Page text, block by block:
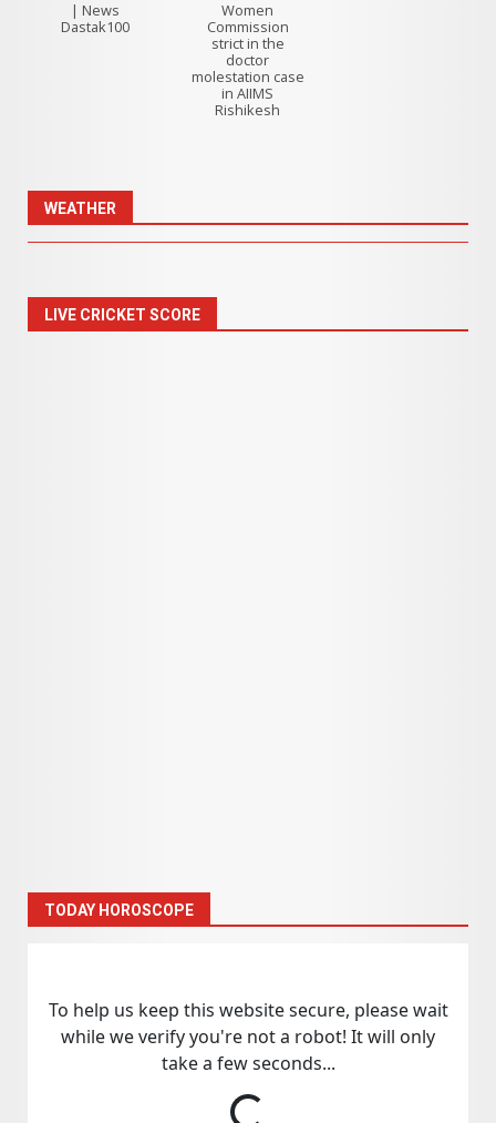
| News
Dastak100
Women
Commission
strict in the
doctor
molestation case
in AIIMS
Rishikesh
WEATHER
LIVE CRICKET SCORE
TODAY HOROSCOPE